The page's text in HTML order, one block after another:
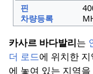
핀
차량등록
카사르 바다발리는
더 로드에 위치한
에 놓여 있는 지역